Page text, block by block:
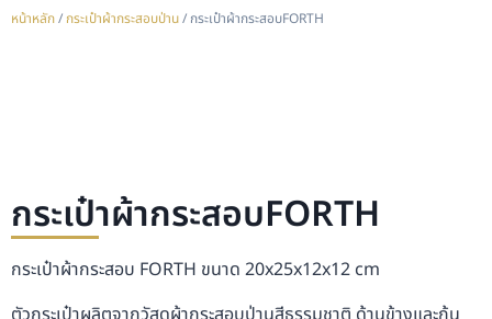
หน้าหลัก/ กระเป๋าผ้ากระสอบป่าน/ กระเป๋าผ้ากระสอบFORTH
กระเป๋าผ้ากระสอบFORTH
กระเป๋าผ้ากระสอบ FORTH ขนาด 20x25x12x12 cm